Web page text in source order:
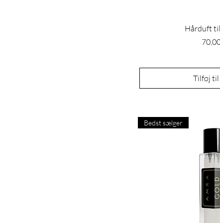
Hårduft
Pris
Tilføj
Bedst sælger